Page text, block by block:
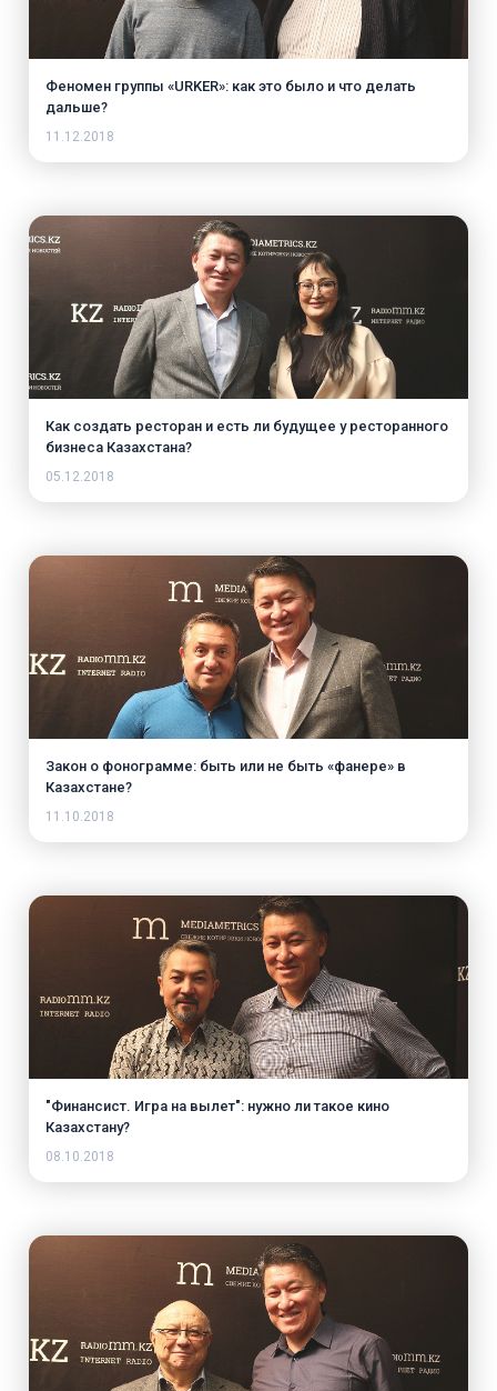
Феномен группы «URKER»: как это было и что делать
дальше?
11.12.2018
Как создать ресторан и есть ли будущее у ресторанного
бизнеса Казахстана?
05.12.2018
Закон о фонограмме: быть или не быть «фанере» в
Казахстане?
11.10.2018
"Финансист. Игра на вылет": нужно ли такое кино
Казахстану?
08.10.2018